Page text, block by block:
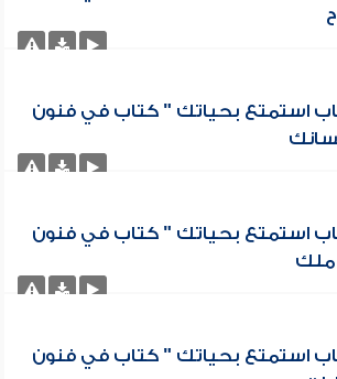
استمتع بحياتك " كتاب في فنون
استمتع بحياتك " كتاب في فنون
ملك
استمتع بحياتك " كتاب في فنون